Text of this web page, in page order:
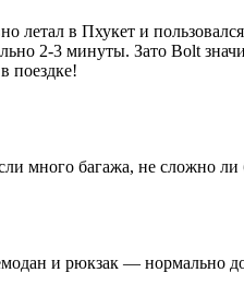
летал в Пхукет и
2-3 минуты. Зато Bolt
поездке!
много багажа, не сложно ли
и рюкзак — нормально